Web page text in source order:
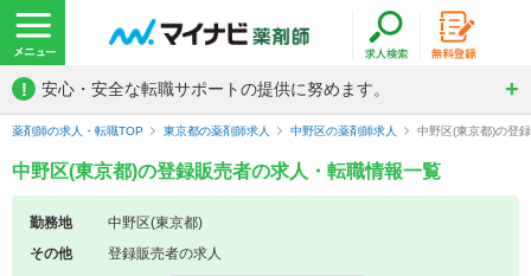
! 安心・安全な転職サポートの提供に努めます。
薬剤師の求人・転職TOP 東京都の薬剤師求人 中野区の薬剤師求人 中野区(東京都)の登
中野区(東京都)の登録販売者の求人・転職情報一覧
勤務地
中野区(東京都)
その他
登録販売者の求人